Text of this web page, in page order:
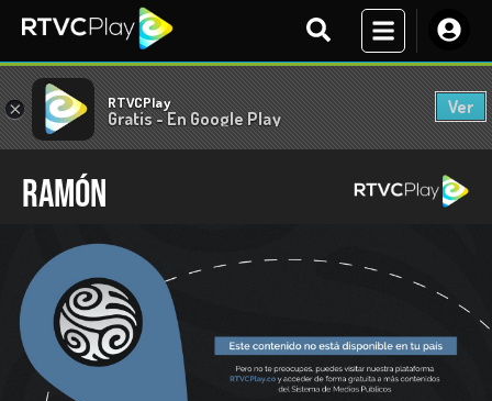
× RTVCPlay
Gratis - En Google Play
Ver
Ramón